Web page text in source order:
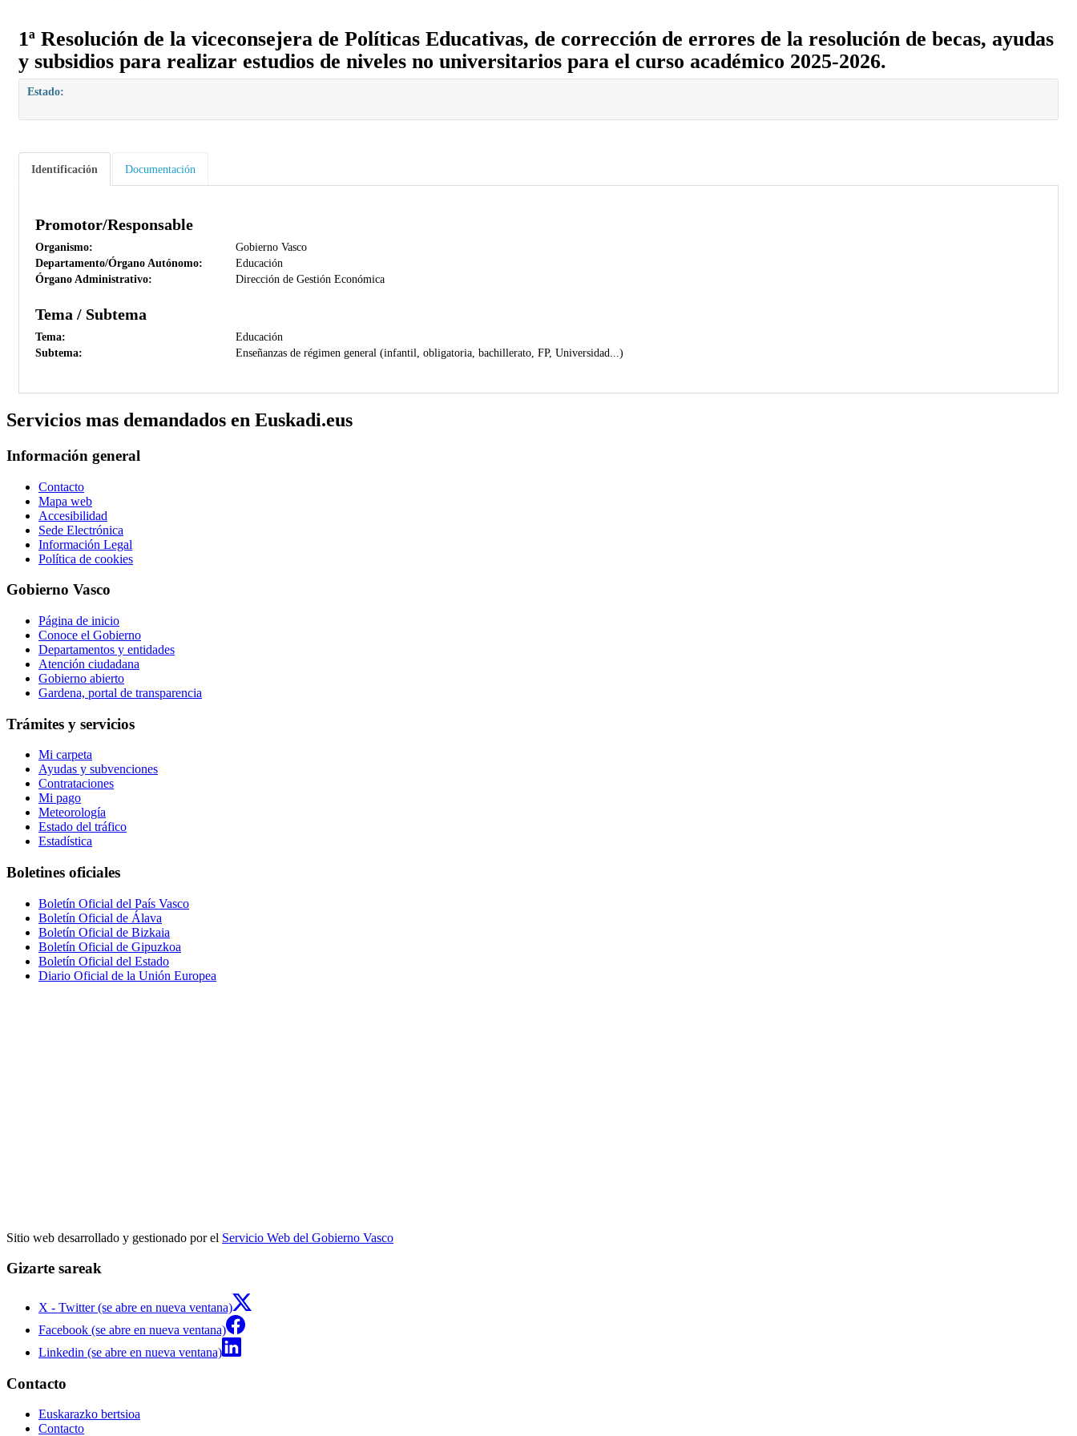
1ª Resolución de la viceconsejera de Políticas Educativas, de corrección de errores de la resolución de becas, ayudas
y subsidios para realizar estudios de niveles no universitarios para el curso académico 2025-2026.
Estado:
Identificación Documentación
Promotor/Responsable
Organismo:
Gobierno Vasco
Departamento/Órgano Autónomo:
Educación
Órgano Administrativo:
Dirección de Gestión Económica
Tema / Subtema
Tema:
Educación
Subtema:
Enseñanzas de régimen general (infantil, obligatoria, bachillerato, FP, Universidad...)
Servicios mas demandados en Euskadi.eus
Información general
Contacto
Mapa web
Accesibilidad
Sede Electrónica
Información Legal
Política de cookies
Gobierno Vasco
Página de inicio
Conoce el Gobierno
Departamentos y entidades
Atención ciudadana
Gobierno abierto
Gardena, portal de transparencia
Trámites y servicios
Mi carpeta
Ayudas y subvenciones
Contrataciones
Mi pago
Meteorología
Estado del tráfico
Estadística
Boletines oficiales
Boletín Oficial del País Vasco
Boletín Oficial de Álava
Boletín Oficial de Bizkaia
Boletín Oficial de Gipuzkoa
Boletín Oficial del Estado
Diario Oficial de la Unión Europea
Sitio web desarrollado y gestionado por el Servicio Web del Gobierno Vasco
Gizarte sareak
X - Twitter (se abre en nueva ventana)
Facebook (se abre en nueva ventana)
Linkedin (se abre en nueva ventana)
Contacto
Euskarazko bertsioa
Contacto